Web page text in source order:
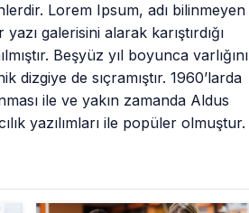
Lorem Ipsum, adı bilinmeyen
galerisini alarak karıştırdığı
Beşyüz yıl boyunca varlığını
dizgiye de sıçramıştır. 1960’larda
ile ve yakın zamanda Aldus
yazılımları ile popüler olmuştur.